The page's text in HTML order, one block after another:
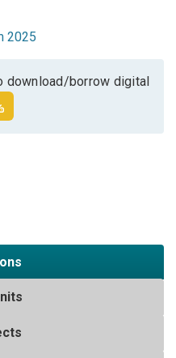
2025
download/borrow digital